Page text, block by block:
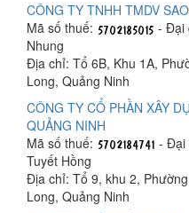
CÔNG TY TNHH TMDV
Mã số thuế:
- Đại
Nhung
Địa chỉ: Tổ 6B, Khu 1A,
Long, Quảng Ninh
CÔNG TY CỔ PHẦN XÂY
QUẢNG NINH
Mã số thuế:
- Đại
Tuyết Hồng
Địa chỉ: Tổ 9, khu 2,
Long, Quảng Ninh